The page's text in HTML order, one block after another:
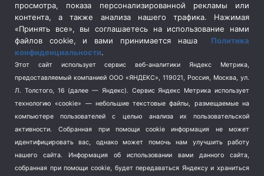
Социальная политика
(3)
Спецоперация в Украине
Спецоперация на Украине
(404)
Спорт (740)
Терроризм (1)
Транспорт (262)
Туризм (178)
Флот (76)
Школа и спорт (2)
просмотра, показа персонализированной рекламы или
контента, а также анализа нашего трафика. Нажимая
«Принять все», вы соглашаетесь на использование нами
файлов cookie, и вами принимается наша Политика
конфиденциальности.
Этот сайт использует сервис веб-аналитики Яндекс Метрика,
предоставляемый компанией ООО «ЯНДЕКС», 119021, Россия, Москва, ул.
Л. Толстого, 16 (далее — Яндекс). Сервис Яндекс Метрика использует
технологию «cookie» — небольшие текстовые файлы, размещаемые на
компьютере пользователей с целью анализа их пользовательской
активности.
Собранная при помощи cookie информация не может
идентифицировать вас, однако может помочь нам улучшить работу
нашего сайта. Информация об использовании вами данного сайта,
собранная при помощи cookie, будет передаваться Яндексу и храниться